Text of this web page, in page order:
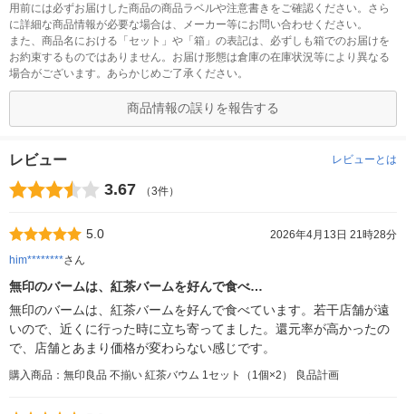
用前には必ずお届けした商品の商品ラベルや注意書きをご確認ください。さら
に詳細な商品情報が必要な場合は、メーカー等にお問い合わせください。
また、商品名における「セット」や「箱」の表記は、必ずしも箱でのお届けを
お約束するものではありません。お届け形態は倉庫の在庫状況等により異なる
場合がございます。あらかじめご了承ください。
商品情報の誤りを報告する
レビュー レビューとは
3.67 （3件）
5.0
2026年4月13日 21時28分
him********さん
無印のバームは、紅茶バームを好んで食べ…
無印のバームは、紅茶バームを好んで食べています。若干店舗が遠
いので、近くに行った時に立ち寄ってました。還元率が高かったの
で、店舗とあまり価格が変わらない感じです。
購入商品：無印良品 不揃い 紅茶バウム 1セット（1個×2） 良品計画